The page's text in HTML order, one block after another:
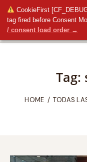
CookieFirst
tag fired before Consent
/ consent load order →
Tag:
HOME TODAS